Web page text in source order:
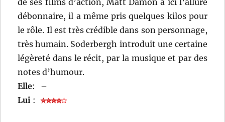
débonnaire, il a même pris quelques kilos pour
le rôle. Il est très crédible dans son personnage,
très humain. Soderbergh introduit une certaine
légèreté dans le récit, par la musique et par des
notes d’humour.
Elle:
–
Lui :